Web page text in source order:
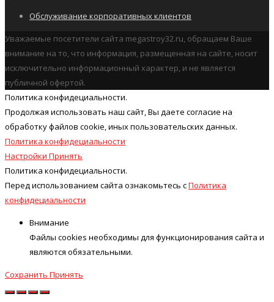
Обслуживание корпоративных клиентов
Уважаемые посетители сайта megastroy32.ru, обращаем Ваше
внимание на то, что информация, размещенная на сайте, носит
исключительно информационный характер, и не является
публичной офертой.
Политика конфидециальности.
Продолжая использовать наш cайт, Вы даете согласие на
обработку файлов cookie, иных пользовательских данных.
Политика конфидециальности
Настройки Принять
Политика конфидециальности.
Перед использованием сайта ознакомьтесь сПолитика
конфидециальности
Внимание
Файлы cookies необходимы для функционирования сайта и
являются обязательными.
Сохранить Принять